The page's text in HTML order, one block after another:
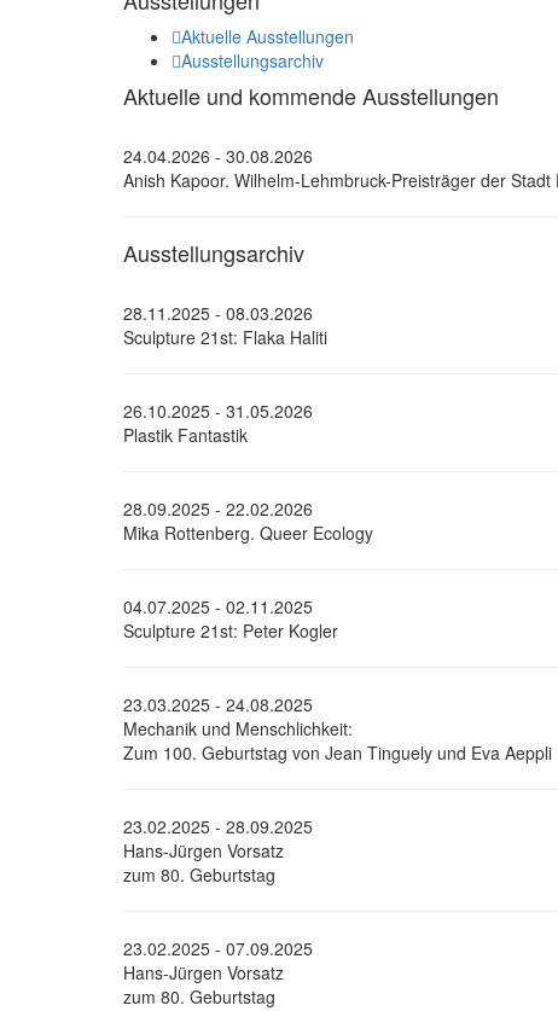
Aktuelle Ausstellungen
Ausstellungsarchiv
Aktuelle und kommende Ausstellungen
24.04.2026 - 30.08.2026
Anish Kapoor. Wilhelm-Lehmbruck-Preisträger der
Ausstellungsarchiv
28.11.2025 - 08.03.2026
Sculpture 21st: Flaka Haliti
26.10.2025 - 31.05.2026
Plastik Fantastik
28.09.2025 - 22.02.2026
Mika Rottenberg. Queer Ecology
04.07.2025 - 02.11.2025
Sculpture 21st: Peter Kogler
23.03.2025 - 24.08.2025
Mechanik und Menschlichkeit:
Zum 100. Geburtstag von Jean Tinguely und Eva Aeppli
23.02.2025 - 28.09.2025
Hans-Jürgen Vorsatz
zum 80. Geburtstag
23.02.2025 - 07.09.2025
Hans-Jürgen Vorsatz
zum 80. Geburtstag